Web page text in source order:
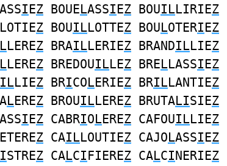
ASSIEZ BOUELASSIEZ BOUILLIRIEZ
LOTIEZ BOUILLOTTEZ BOULOTERIEZ
LEREZ BRAILLERIEZ BRANDILLIEZ
LEREZ BREDOUILLEZ BRELLASSIEZ
ILLIEZ BRICOLERIEZ BRILLANTIEZ
LEREZ BROUILLEREZ BRUTALISIEZ
ASSIEZ CABRIOLEREZ CAFOUILLIEZ
Z CAILLOUTIEZ CAJOLASSIEZ
ISTREZ CALCIFIEREZ CALCINERIEZ